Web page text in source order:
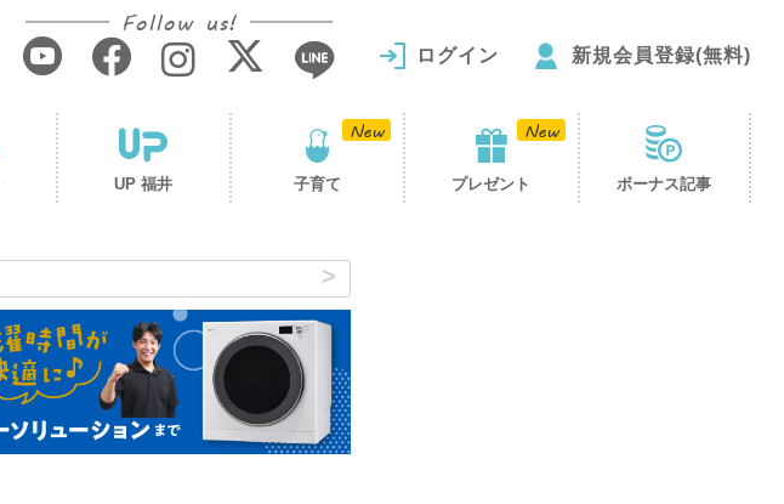
Follow us!
ログイン 新規会員登録(無料)
UP 福井 子育て プレゼント ボーナス記事